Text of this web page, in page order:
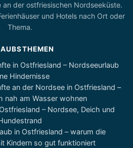
der ostfriesischen Nordseeküste.
und Hotels nach Ort oder
Thema.
in Ostfriesland – Nordseeurlaub
Hindernisse
an der Nordsee in Ostfriesland –
nah am Wasser wohnen
– Nordsee, Deich und
in Ostfriesland – warum die
Kindern so gut funktioniert